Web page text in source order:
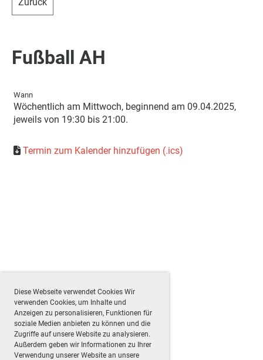
Diese Webseite verwendet Cookies Wir
verwenden Cookies, um Inhalte und
Anzeigen zu personalisieren, Funktionen für
soziale Medien anbieten zu können und die
Zugriffe auf unsere Website zu analysieren.
Außerdem geben wir Informationen zu Ihrer
Verwendung unserer Website an unsere
Fußball AH
Wann
Wöchentlich am Mittwoch, beginnend am 09.04.2025,
jeweils von 19:30 bis 21:00.
Termin zum Kalender hinzufügen (.ics)